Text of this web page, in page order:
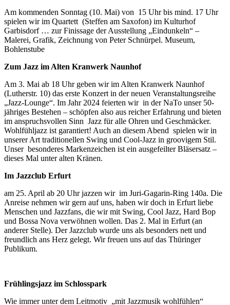
Am kommenden Sonntag (10. Mai) von 15 Uhr bis mind. 17 Uhr
spielen wir im Quartett (Steffen am Saxofon) im Kulturhof
Garbisdorf … zur Finissage der Ausstellung „Eindunkeln“ –
Malerei, Grafik, Zeichnung von Peter Schnürpel. Museum,
Bohlenstube
Zum Jazz im Alten Kranwerk Naunhof
Am 3. Mai ab 18 Uhr geben wir im Alten Kranwerk Naunhof
(Lutherstr. 10) das erste Konzert in der neuen Veranstaltungsreihe
„Jazz-Lounge“. Im Jahr 2024 feierten wir in der NaTo unser 50-
jähriges Bestehen – schöpfen also aus reicher Erfahrung und bieten
im anspruchsvollen Sinn Jazz für alle Ohren und Geschmäcker.
Wohlfühljazz ist garantiert! Auch an diesem Abend spielen wir in
unserer Art traditionellen Swing und Cool-Jazz in groovigem Stil.
Unser besonderes Markenzeichen ist ein ausgefeilter Bläsersatz –
dieses Mal unter alten Kränen.
Im Jazzclub Erfurt
am 25. April ab 20 Uhr jazzen wir im Juri-Gagarin-Ring 140a. Die
Anreise nehmen wir gern auf uns, haben wir doch in Erfurt liebe
Menschen und Jazzfans, die wir mit Swing, Cool Jazz, Hard Bop
und Bossa Nova verwöhnen wollen. Das 2. Mal in Erfurt (an
anderer Stelle). Der Jazzclub wurde uns als besonders nett und
freundlich ans Herz gelegt. Wir freuen uns auf das Thüringer
Publikum.
Frühlingsjazz im Schlosspark
Wie immer unter dem Leitmotiv „mit Jazzmusik wohlfühlen“